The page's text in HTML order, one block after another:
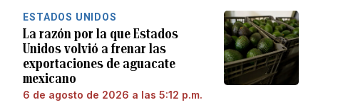
ESTADOS UNIDOS
La razón por la que Estados
Unidos volvió a frenar las
exportaciones de aguacate
mexicano
6 de agosto de 2026 a las 5:12 p.m.